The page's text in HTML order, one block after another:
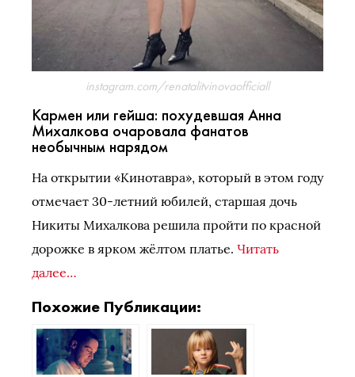
instagram.com/renatalitvinovaofficiall
Кармен или гейша: похудевшая Анна
Михалкова очаровала фанатов
необычным нарядом
На открытии «Кинотавра», который в этом году
отмечает 30-летний юбилей, старшая дочь
Никиты Михалкова решила пройти по красной
дорожке в ярком жёлтом платье. Читать
далее…
Похожие Публикации: